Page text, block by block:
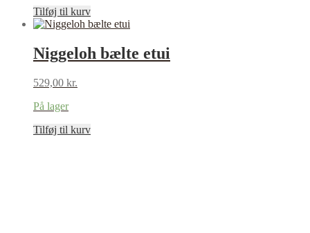
Tilføj til kurv
Niggeloh bælte etui
529,00 kr.
På lager
Tilføj til kurv